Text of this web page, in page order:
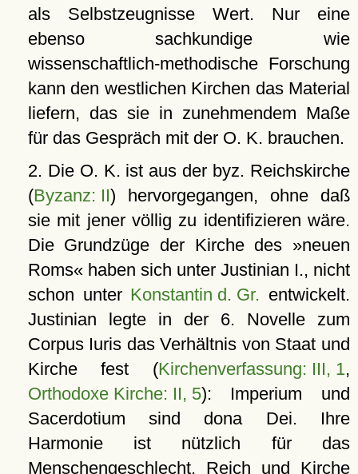
als Selbstzeugnisse Wert. Nur eine
ebenso sachkundige wie
wissenschaftlich-methodische Forschung
kann den westlichen Kirchen das Material
liefern, das sie in zunehmendem Maße
für das Gespräch mit der O. K. brauchen.
2. Die O. K. ist aus der byz. Reichskirche
(Byzanz: II) hervorgegangen, ohne daß
sie mit jener völlig zu identifizieren wäre.
Die Grundzüge der Kirche des »neuen
Roms« haben sich unter Justinian I., nicht
schon unter Konstantin d. Gr. entwickelt.
Justinian legte in der 6. Novelle zum
Corpus Iuris das Verhältnis von Staat und
Kirche fest (Kirchenverfassung: III, 1,
Orthodoxe Kirche: II, 5): Imperium und
Sacerdotium sind dona Dei. Ihre
Harmonie ist nützlich für das
Menschengeschlecht. Reich und Kirche